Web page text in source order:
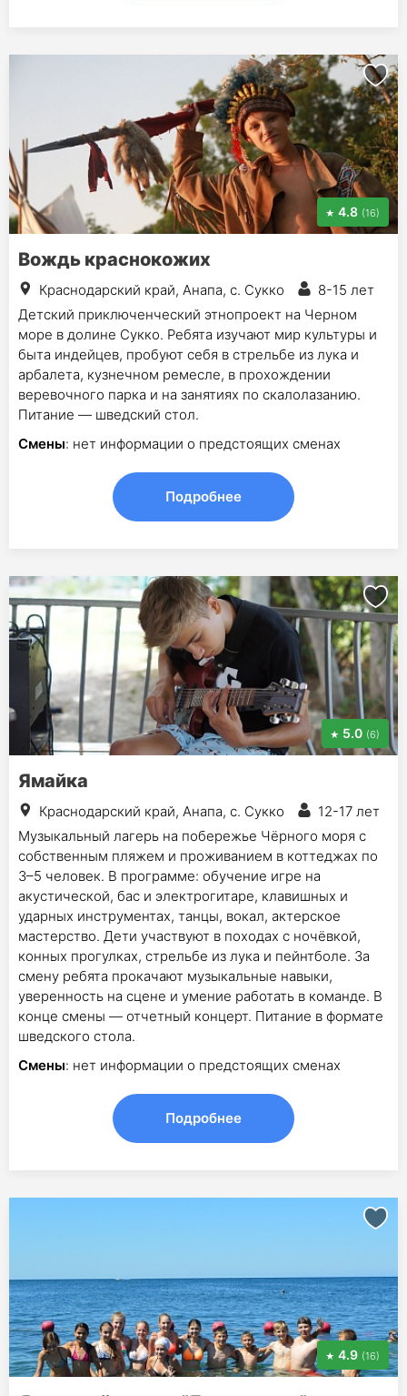
4.8 (16)
Вождь краснокожих
Краснодарский край, Анапа, с. Сукко
8-15 лет
Детский приключенческий этнопроект на Черном
море в долине Сукко. Ребята изучают мир культуры и
быта индейцев, пробуют себя в стрельбе из лука и
арбалета, кузнечном ремесле, в прохождении
веревочного парка и на занятиях по скалолазанию.
Питание — шведский стол.
Смены: нет информации о предстоящих сменах
Подробнее
5.0 (6)
Ямайка
Краснодарский край, Анапа, с. Сукко
12-17 лет
Музыкальный лагерь на побережье Чёрного моря с
собственным пляжем и проживанием в коттеджах по
3–5 человек. В программе: обучение игре на
акустической, бас и электрогитаре, клавишных и
ударных инструментах, танцы, вокал, актерское
мастерство. Дети участвуют в походах с ночёвкой,
конных прогулках, стрельбе из лука и пейнтболе. За
смену ребята прокачают музыкальные навыки,
уверенность на сцене и умение работать в команде. В
конце смены — отчетный концерт. Питание в формате
шведского стола.
Смены: нет информации о предстоящих сменах
Подробнее
4.9 (16)